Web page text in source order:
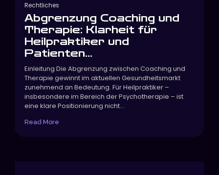
Rechtliches
Abgrenzung Coaching und
Therapie: Klarheit für
Heilpraktiker und
Patienten...
Einleitung Die Abgrenzung zwischen Coaching und
Therapie gewinnt im aktuellen Gesundheitsmarkt
zunehmend an Bedeutung. Für Heilpraktiker –
insbesondere im Bereich der Psychotherapie – ist
eine klare Positionierung nicht...
Read More